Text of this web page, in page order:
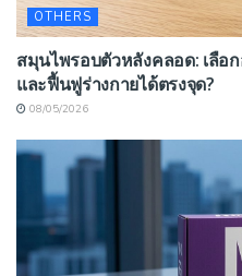
OTHERS
สมุนไพรอบตัวหลังคลอด: เลือ
และฟื้นฟูร่างกายได้ตรงจุด?
08/05/2026